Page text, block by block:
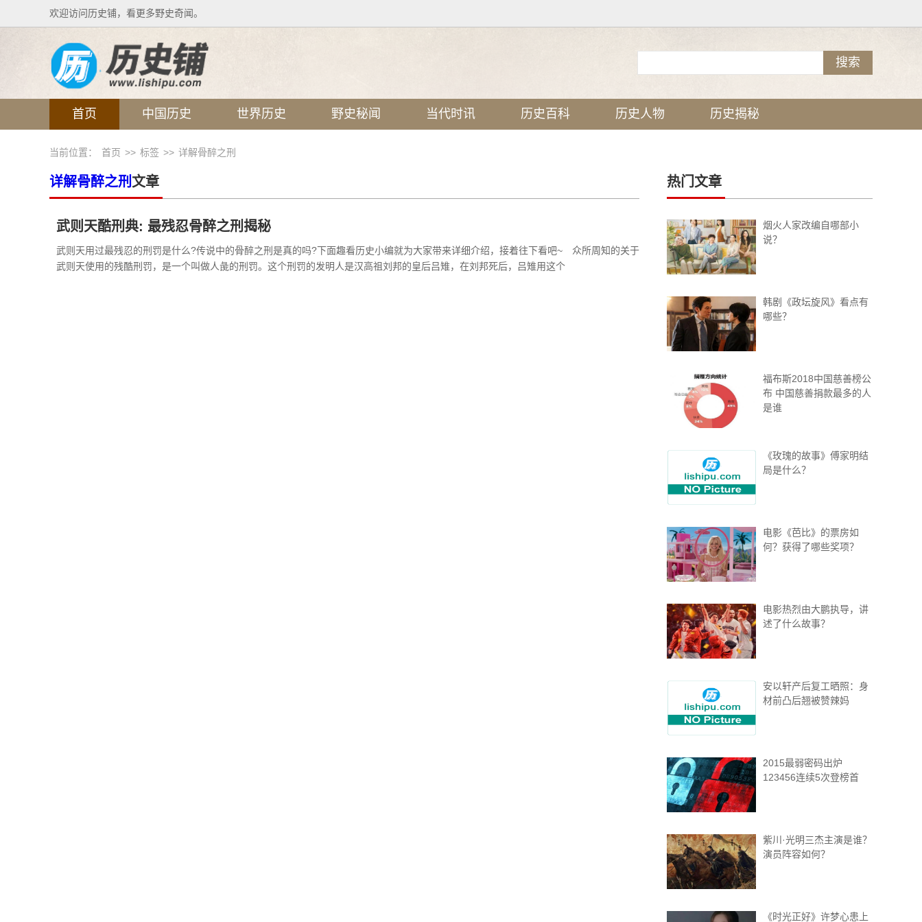
欢迎访问历史铺，看更多野史奇闻。
首页 中国历史 世界历史 野史秘闻 当代时讯 历史百科 历史人物 历史揭秘
当前位置： 首页 >> 标签 >> 详解骨醉之刑
详解骨醉之刑 文章
武则天酷刑典: 最残忍骨醉之刑揭秘
武则天用过最残忍的刑罚是什么?传说中的骨醉之刑是真的吗?下面趣看历史小编就为大家带来详细介绍，接着往下看吧~ 众所周知的关于
武则天使用的残酷刑罚，是一个叫做人彘的刑罚。这个刑罚的发明人是汉高祖刘邦的皇后吕雉，在刘邦死后，吕雉用这个
热门文章
烟火人家改编自哪部小
说？
韩剧《政坛旋风》看点有
哪些？
福布斯2018中国慈善榜公
布 中国慈善捐款最多的人
是谁
《玫瑰的故事》傅家明结
局是什么？
电影《芭比》的票房如
何？获得了哪些奖项？
电影热烈由大鹏执导，讲
述了什么故事？
安以轩产后复工晒照：身
材前凸后翘被赞辣妈
2015最弱密码出炉
123456连续5次登榜首
紫川·光明三杰主演是谁？
演员阵容如何？
《时光正好》许梦心患上